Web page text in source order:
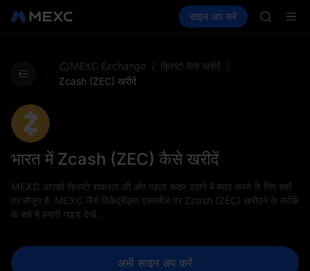
स्पॉट फ़्यूचर्स SPCX कमाएँ
साइन अप करें
AAOI
MEXC Exchange / क्रिप्टो कैसे खरीदें /
Zcash (ZEC) खरीदें
भारत में Zcash (ZEC) कैसे खरीदें
MEXC आपको क्रिप्टो साक्षरता की ओर पहला कदम उठाने में मदद करने के लिए यहाँ
पर मौजूद है. MEXC जैसे विकेंद्रीकृत एक्सचेंज पर Zcash (ZEC) खरीदने के तरीके
के बारे में हमारी गाइड देखें.
अभी साइन अप करें